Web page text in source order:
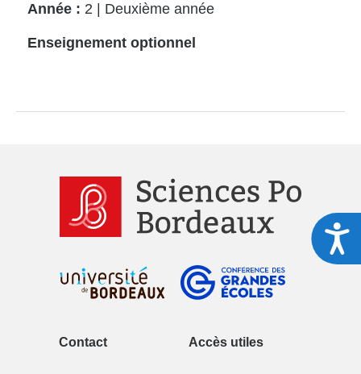
Année 2 | Deuxième année
Enseignement optionnel
Contact Accès utiles